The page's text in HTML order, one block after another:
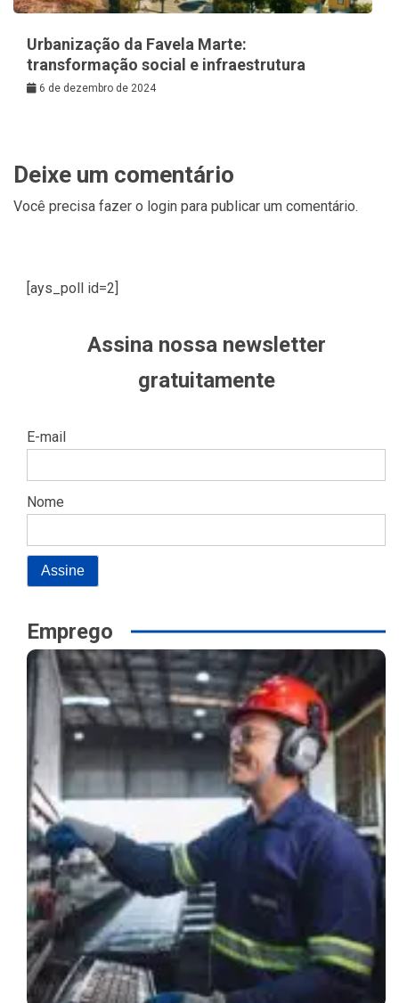
Urbanização da Favela Marte:
transformação social e infraestrutura
6 de dezembro de 2024
Deixe um comentário
Você precisa fazer o login para publicar um comentário.
[ays_poll id=2]
Assina nossa newsletter
gratuitamente
E-mail
Nome
Emprego